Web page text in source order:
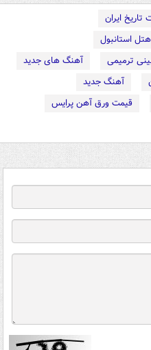
تاریخ ایران
استانبول
ترمیمی
آهنگ های جدید
آهنگ جدید
قیمت ورق آهن پرایس